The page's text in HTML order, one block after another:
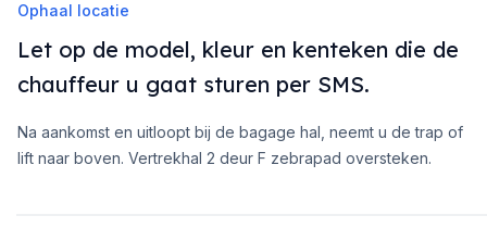
Ophaal locatie
Let op de model, kleur en kenteken die de
chauffeur u gaat sturen per SMS.
Na aankomst en uitloopt bij de bagage hal, neemt u de trap of
lift naar boven. Vertrekhal 2 deur F zebrapad oversteken.